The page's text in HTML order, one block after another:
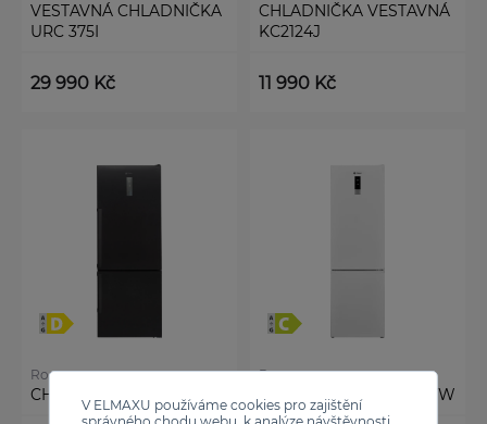
V ELMAXU používáme cookies pro zajištění
VESTAVNÁ CHLADNIČKA
URC 375I
29 990 Kč
CHLADNIČKA VESTAVNÁ
KC2124J
11 990 Kč
Romo
CHLADNIČKA RCN2511LD
Romo
CHLADNIČKA RCN4367W